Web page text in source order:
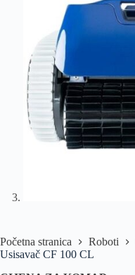
Početna stranica Roboti
Usisavač CF 100 CL